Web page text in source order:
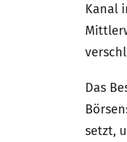
Kanal
Das
setzt,